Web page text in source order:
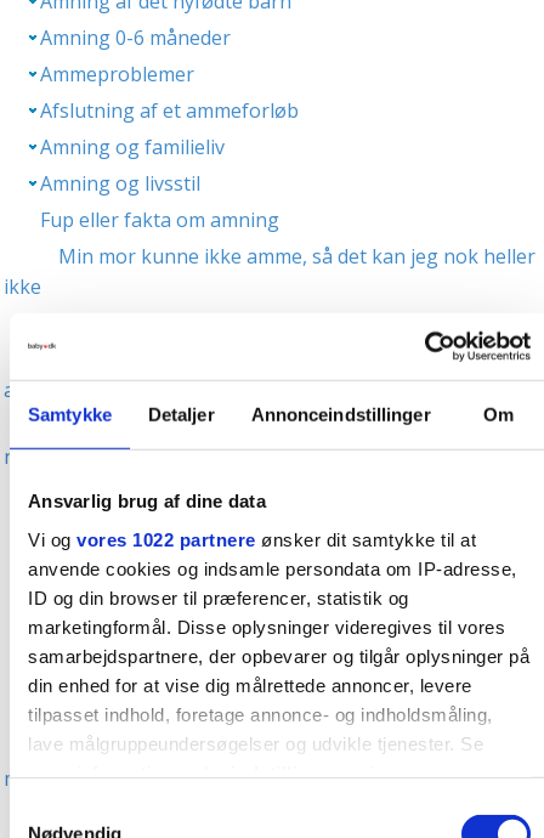
Samtykke Detaljer Annonceindstillinger Om
Ansvarlig brug af dine data
Vi og vores 1022 partnere ønsker dit samtykke til at
anvende cookies og indsamle persondata om IP-adresse,
ID og din browser til præferencer, statistik og
marketingformål. Disse oplysninger videregives til vores
samarbejdspartnere, der opbevarer og tilgår oplysninger på
din enhed for at vise dig målrettede annoncer, levere
tilpasset indhold, foretage annonce- og indholdsmåling,
lave målgruppeundersøgelser og udvikle tjenester. Se
eller ændre indstillinger fra vores "Cookiedeklaration", eller
Nødvendig
Amning 0-6 måneder
Ammeproblemer
Afslutning af et ammeforløb
Amning og familieliv
Amning og livsstil
Fup eller fakta om amning
Min mor kunne ikke amme, så det kan jeg nok heller
ikke
Man må ikke spise jordbær og chokolade, når man
ammer
Den lille vil til brystet ofte, fordi der ikke er næring
nok i mælken
Man skal drikke mælk for at producere mælk
Det er godt at hærde brystvorterne inden amning
Brystopererede kan ikke amme
Man skal spise for to, når man ammer
Amning virker som prævention
Man får lange, slappe bryster af at amme
Børn bliver forkælede af at blive ammet længe
En stor nyfødt har tit behov for mere mad end
moderen kan lave fra starten